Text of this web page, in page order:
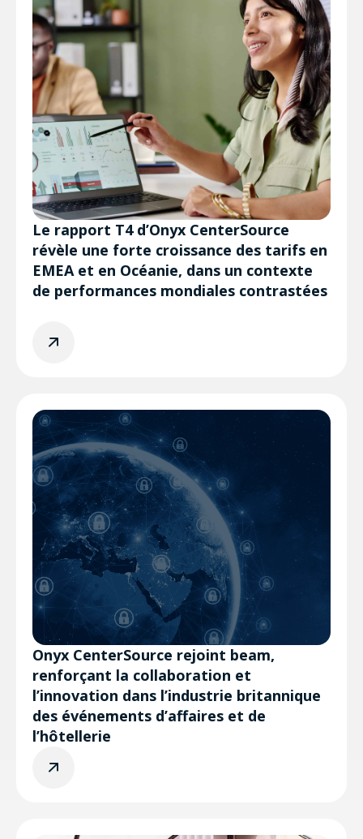
Le rapport T4 d’Onyx CenterSource
révèle une forte croissance des tarifs en
EMEA et en Océanie, dans un contexte
de performances mondiales contrastées
Onyx CenterSource rejoint beam,
renforçant la collaboration et
l’innovation dans l’industrie britannique
des événements d’affaires et de
l’hôtellerie